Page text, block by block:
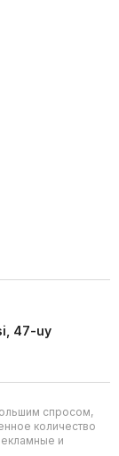
47-uy
спросом,
количество
и